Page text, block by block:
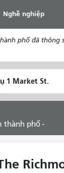
Nghề nghiệp
phố đã
thành phố -